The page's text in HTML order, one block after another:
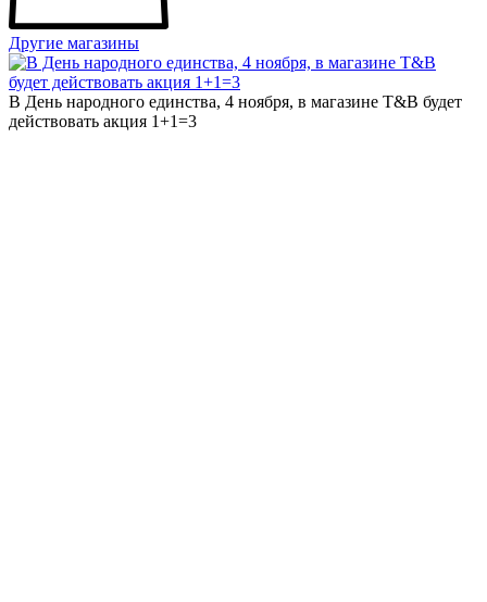
Другие магазины
В День народного единства, 4 ноября, в магазине T&B будет
действовать акция 1+1=3